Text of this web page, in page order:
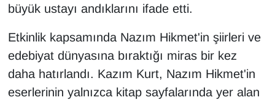
büyük ustayı andıklarını ifade etti.
Etkinlik kapsamında Nazım Hikmet'in şiirleri ve
edebiyat dünyasına bıraktığı miras bir kez
daha hatırlandı. Kazım Kurt, Nazım Hikmet'in
eserlerinin yalnızca kitap sayfalarında yer alan